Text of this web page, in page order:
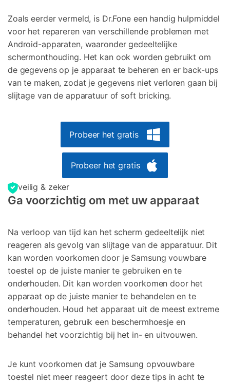
Zoals eerder vermeld, is Dr.Fone een handig hulpmiddel
voor het repareren van verschillende problemen met
Android-apparaten, waaronder gedeeltelijke
schermonthouding. Het kan ook worden gebruikt om
de gegevens op je apparaat te beheren en er back-ups
van te maken, zodat je gegevens niet verloren gaan bij
slijtage van de apparatuur of soft bricking.
Probeer het gratis
Probeer het gratis
veilig & zeker
Ga voorzichtig om met uw apparaat
Na verloop van tijd kan het scherm gedeeltelijk niet
reageren als gevolg van slijtage van de apparatuur. Dit
kan worden voorkomen door je Samsung vouwbare
toestel op de juiste manier te gebruiken en te
onderhouden. Dit kan worden voorkomen door het
apparaat op de juiste manier te behandelen en te
onderhouden. Houd het apparaat uit de meest extreme
temperaturen, gebruik een beschermhoesje en
behandel het voorzichtig bij het in- en uitvouwen.
Je kunt voorkomen dat je Samsung opvouwbare
toestel niet meer reageert door deze tips in acht te